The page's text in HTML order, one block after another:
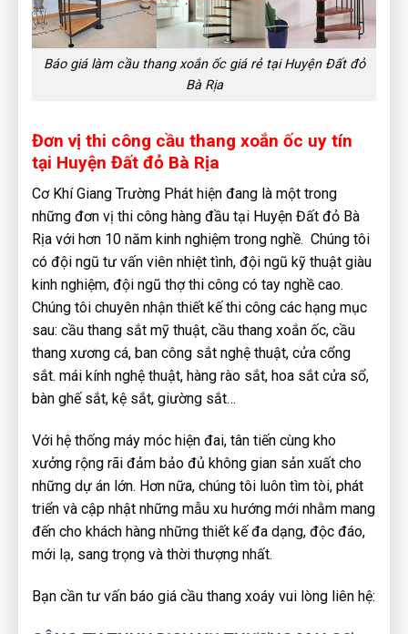
Báo giá làm cầu thang xoắn ốc giá rẻ tại Huyện Đất đỏ
Bà Rịa
Đơn vị thi công cầu thang xoắn ốc uy tín
tại Huyện Đất đỏ Bà Rịa
Cơ Khí Giang Trường Phát hiện đang là một trong
những đơn vị thi công hàng đầu tại Huyện Đất đỏ Bà
Rịa với hơn 10 năm kinh nghiệm trong nghề. Chúng tôi
có đội ngũ tư vấn viên nhiệt tình, đội ngũ kỹ thuật giàu
kinh nghiệm, đội ngũ thợ thi công có tay nghề cao.
Chúng tôi chuyên nhận thiết kế thi công các hạng mục
sau: cầu thang sắt mỹ thuật, cầu thang xoắn ốc, cầu
thang xương cá, ban công sắt nghệ thuật, cửa cổng
sắt. mái kính nghệ thuật, hàng rào sắt, hoa sắt cửa sổ,
bàn ghế sắt, kệ sắt, giường sắt…
Với hệ thống máy móc hiện đai, tân tiến cùng kho
xưởng rộng rãi đảm bảo đủ không gian sản xuất cho
những dự án lớn. Hơn nữa, chúng tôi luôn tìm tòi, phát
triển và cập nhật những mẫu xu hướng mới nhằm mang
đến cho khách hàng những thiết kế đa dạng, độc đáo,
mới lạ, sang trọng và thời thượng nhất.
Bạn cần tư vấn báo giá cầu thang xoáy vui lòng liên hệ: